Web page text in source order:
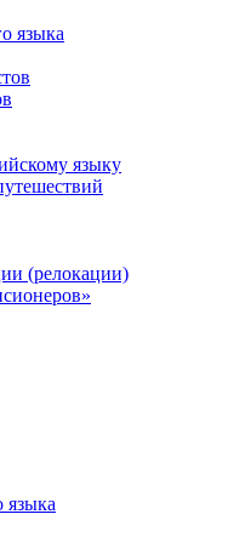
языка
языку
(релокации)
языка